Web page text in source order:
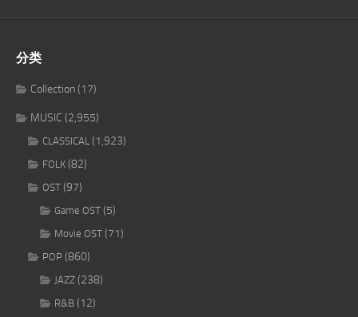
分类
Collection(17)
MUSIC (2,955)
CLASSICAL (1,923)
FOLK (82)
OST (97)
Game OST (5)
Movie OST (71)
POP (860)
JAZZ (238)
R&B (12)